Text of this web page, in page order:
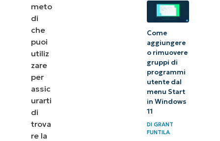
meto
di
che
puoi
utiliz
zare
per
assic
urarti
di
trova
re la
Come
aggiungere
o rimuovere
gruppi di
programmi
utente dal
menu Start
in Windows
11
DIGRANT
FUNTILA